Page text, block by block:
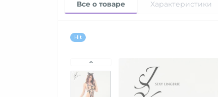
Все о товаре Характеристики
Hit